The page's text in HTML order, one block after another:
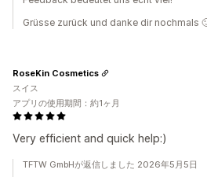
Grüsse zurück und danke dir nochmals
Very efficient and quick help:)
RoseKin Cosmetics
スイス
アプリの使用期間：約1ヶ月
TFTW GmbHが返信しました 2026年5月5日